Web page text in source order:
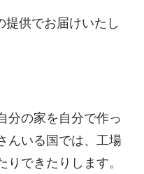
提供でお届けいたし
分の家を自分で作っ
んいる国では、工場
できたりします。